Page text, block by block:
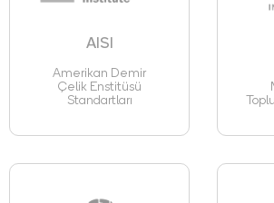
AISI
Amerikan Demir
Çelik Enstitüsü
Standartları